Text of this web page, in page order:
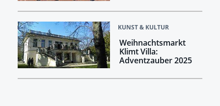
KUNST & KULTUR
Weihnachtsmarkt
Klimt Villa:
Adventzauber 2025